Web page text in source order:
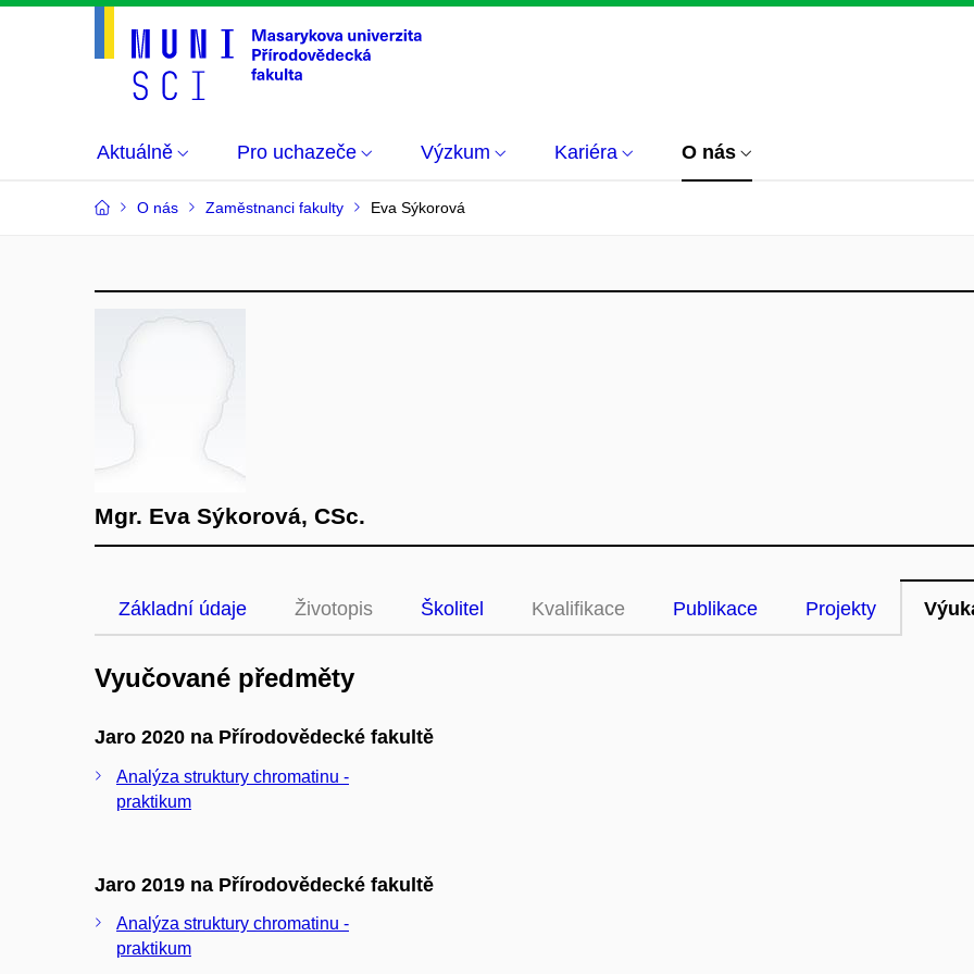
Aktuálně Pro uchazeče Výzkum Kariéra O nás
O nás Zaměstnanci fakulty Eva Sýkorová
Mgr. Eva Sýkorová, CSc.
Základní údaje Životopis Školitel Kvalifikace Publikace Projekty
Vyučované předměty
Jaro 2020 na Přírodovědecké fakultě
Analýza struktury chromatinu -
praktikum
Jaro 2019 na Přírodovědecké fakultě
Analýza struktury chromatinu -
praktikum